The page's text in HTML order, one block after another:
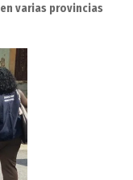
varias provincias